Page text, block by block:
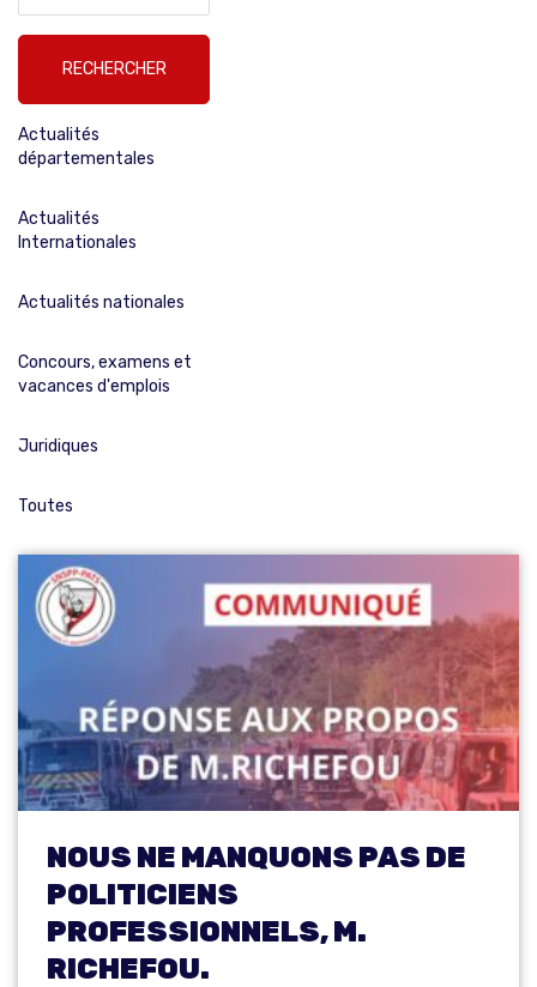
Actualités
départementales
Actualités
Internationales
Actualités nationales
Concours, examens et
vacances d'emplois
Juridiques
Toutes
NOUS NE MANQUONS PAS DE
POLITICIENS
PROFESSIONNELS, M.
RICHEFOU.